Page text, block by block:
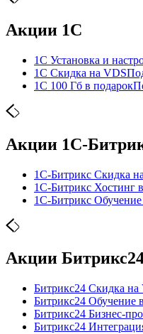
Акции 1С
1С Установка и
1С Скидка на VDS
1С 100 Гб в подарок
Акции 1С-
1С-Битрикс Скидка
1С-Битрикс Хостинг
1С-Битрикс Обучение
Акции
Битрикс24 Скидка на
Битрикс24 Обучение
Битрикс24 Бизнес-
Битрикс24